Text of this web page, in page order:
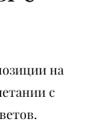
на
с